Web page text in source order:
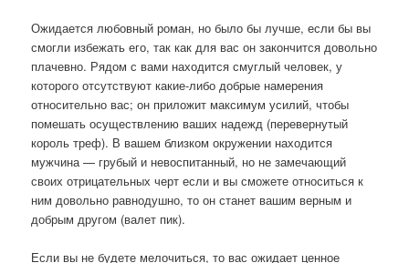
Ожидается любовный роман, но было бы лучше, если бы вы
смогли избежать его, так как для вас он закончится довольно
плачевно. Рядом с вами находится смуглый человек, у
которого отсутствуют какие-либо добрые намерения
относительно вас; он приложит максимум усилий, чтобы
помешать осуществлению ваших надежд (перевернутый
король треф). В вашем близком окружении находится
мужчина — грубый и невоспитанный, но не замечающий
своих отрицательных черт если и вы сможете относиться к
ним довольно равнодушно, то он станет вашим верным и
добрым другом (валет пик).
Если вы не будете мелочиться, то вас ожидает ценное